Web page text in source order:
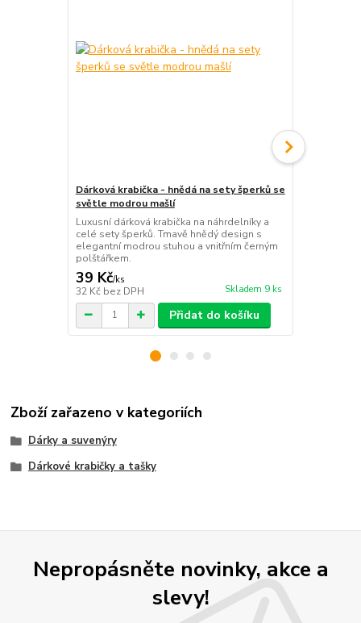
Dárková krabička - hnědá na sety šperků se
světle modrou mašlí
Luxusní dárková krabička na náhrdelníky a
celé sety šperků. Tmavě hnědý design s
elegantní modrou stuhou a vnitřním černým
polštářkem.
39 Kč/ks
32 Kč bez DPH Skladem 9 ks
Přidat do košíku
Zboží zařazeno v kategoriích
Dárky a suvenýry
Dárkové krabičky a tašky
Nepropásněte novinky, akce a
slevy!